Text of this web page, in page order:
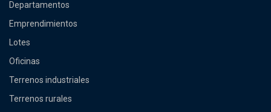
Departamentos
Emprendimientos
Lotes
Oficinas
Terrenos industriales
Terrenos rurales